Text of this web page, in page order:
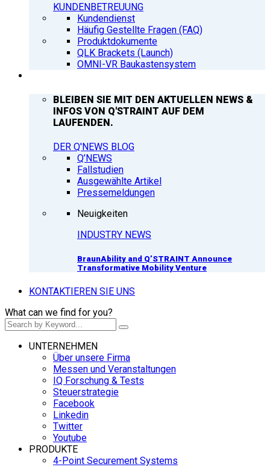
KUNDENBETREUUNG
Kundendienst
Häufig Gestellte Fragen (FAQ)
Produktdokumente
QLK Brackets (Launch)
OMNI-VR Baukastensystem
BLEIBEN SIE MIT DEN AKTUELLEN NEWS &
INFOS VON Q'STRAINT AUF DEM
LAUFENDEN.
DER Q'NEWS BLOG
Q’NEWS
Fallstudien
Ausgewählte Artikel
Pressemeldungen
Neuigkeiten
INDUSTRY NEWS
BraunAbility and Q’STRAINT Announce
Transformative Mobility Venture
KONTAKTIEREN SIE UNS
What can we find for you?
UNTERNEHMEN
Über unsere Firma
Messen und Veranstaltungen
IQ Forschung & Tests
Steuerstrategie
Facebook
Linkedin
Twitter
Youtube
PRODUKTE
4-Point Securement Systems